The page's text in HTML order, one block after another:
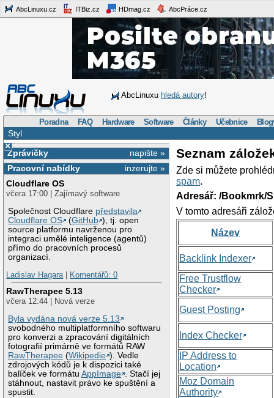
AbcLinuxu.cz ITBiz.cz HDmag.cz AbcPráce.cz
AbcLinuxu hledá autory!
Poradna FAQ Hardware Software Články Učebnice
Styl
×
napište »
Zprávičky
inzerujte »
Pracovní nabídky
Cloudflare OS
včera 17:00 | Zajímavý software
Společnost Cloudflare představila
Cloudflare OS
(GitHub ), tj. open
source platformu navrženou pro
integraci umělé inteligence (agentů)
přímo do pracovních procesů
organizací.
Ladislav Hagara| Komentářů: 0
RawTherapee 5.13
včera 12:44 | Nová verze
Byla vydána nová verze 5.13
svobodného multiplatformního softwaru
pro konverzi a zpracování digitálních
fotografií primárně ve formátů RAW
RawTherapee (Wikipedie ). Vedle
zdrojových kódů je k dispozici také
balíček ve formátuAppImage
. Stačí jej
stáhnout, nastavit právo ke spuštění a
spustit.
Seznam
Zde si můžete
spam.
Adresář: /Bookmrk/
V tomto adresáři
Název
Backlink Indexer
Free Trustflow
Checker
Guest Posting
Index Checker
IP Address to
Location
Moz Domain
Authority